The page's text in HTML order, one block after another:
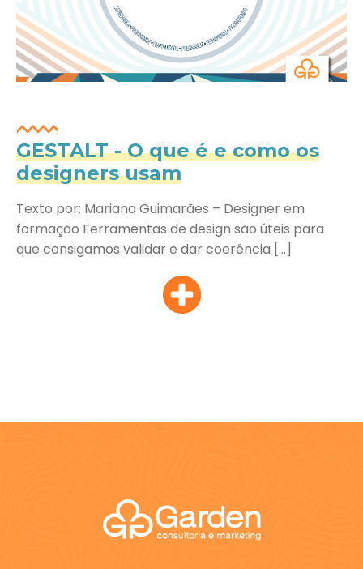
GESTALT - O que é e como os
designers usam
Texto por: Mariana Guimarães – Designer em
formação Ferramentas de design são úteis para
que consigamos validar e dar coerência […]